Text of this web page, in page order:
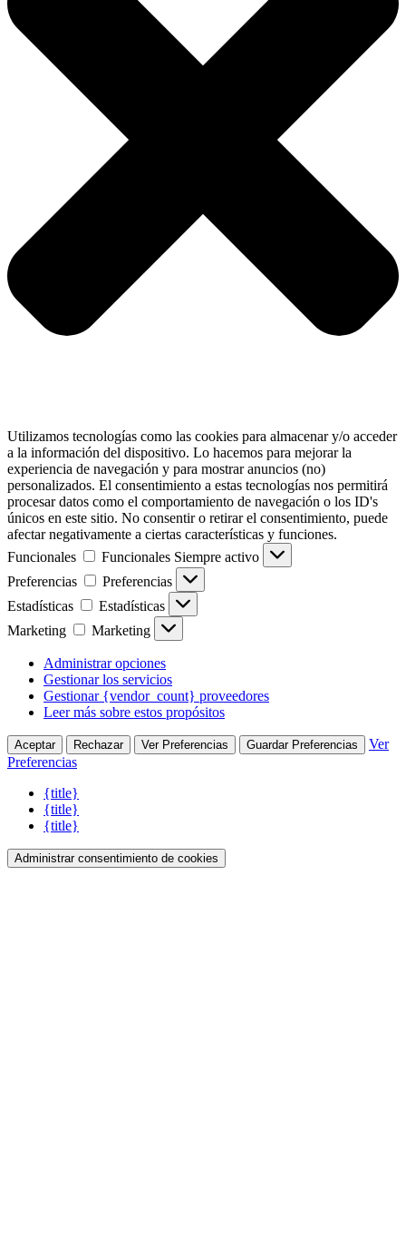
Utilizamos tecnologías como las cookies para almacenar y/o acceder
a la información del dispositivo. Lo hacemos para mejorar la
experiencia de navegación y para mostrar anuncios (no)
personalizados. El consentimiento a estas tecnologías nos permitirá
procesar datos como el comportamiento de navegación o los ID's
únicos en este sitio. No consentir o retirar el consentimiento, puede
afectar negativamente a ciertas características y funciones.
Funcionales
Funcionales Siempre activo
Preferencias
Preferencias
Estadísticas
Estadísticas
Marketing
Marketing
Administrar opciones
Gestionar los servicios
Gestionar {vendor_count} proveedores
Leer más sobre estos propósitos
Aceptar Rechazar Ver Preferencias Guardar Preferencias
Ver
Preferencias
{title}
{title}
{title}
Administrar consentimiento de cookies